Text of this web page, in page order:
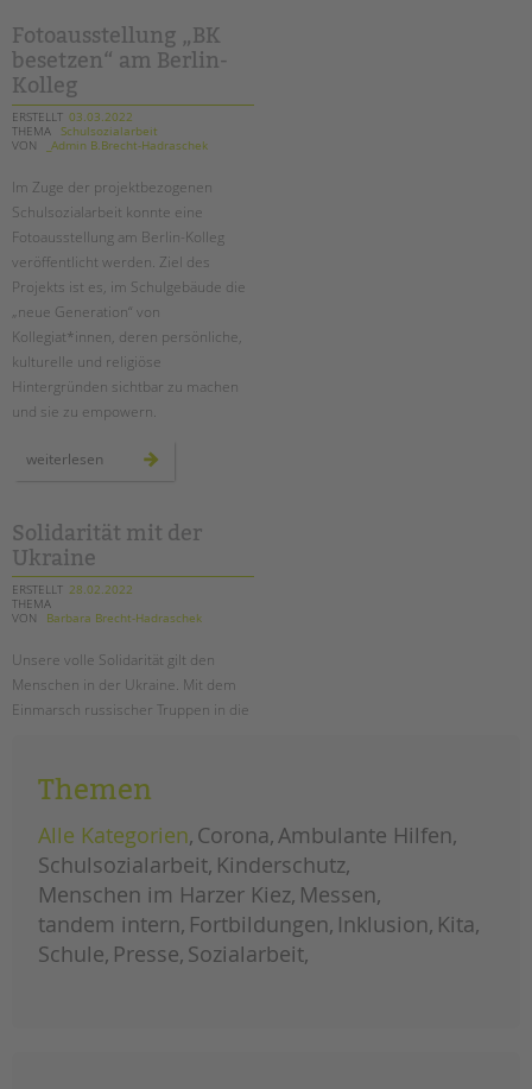
Fotoausstellung „BK
besetzen“ am Berlin-
Kolleg
ERSTELLT 03.03.2022
THEMA Schulsozialarbeit
VON
_Admin B.Brecht-Hadraschek
Im Zuge der projektbezogenen
Schulsozialarbeit konnte eine
Fotoausstellung am Berlin-Kolleg
veröffentlicht werden. Ziel des
Projekts ist es, im Schulgebäude die
„neue Generation“ von
Kollegiat*innen, deren persönliche,
kulturelle und religiöse
Hintergründen sichtbar zu machen
und sie zu empowern.
weiterlesen fotoausstellung
kolleg
Solidarität mit der
Ukraine
ERSTELLT 28.02.2022
THEMA
VON
Barbara Brecht-Hadraschek
Unsere volle Solidarität gilt den
Menschen in der Ukraine. Mit dem
Einmarsch russischer Truppen in die
den Menschen, die jetzt um ihr
Leid und Tod in ihre Städte und
Dörfer einziehen. Dieser Krieg
gefährdet den Frieden und die
Sicherheit in ganz Europa.
weiterlesensolidarität
mit
Themen
Alle Kategorien Corona Ambulante Hilfen
Schulsozialarbeit Kinderschutz
Menschen im Harzer Kiez Messen
tandem intern Fortbildungen Inklusion Kita
Schule Presse Sozialarbeit